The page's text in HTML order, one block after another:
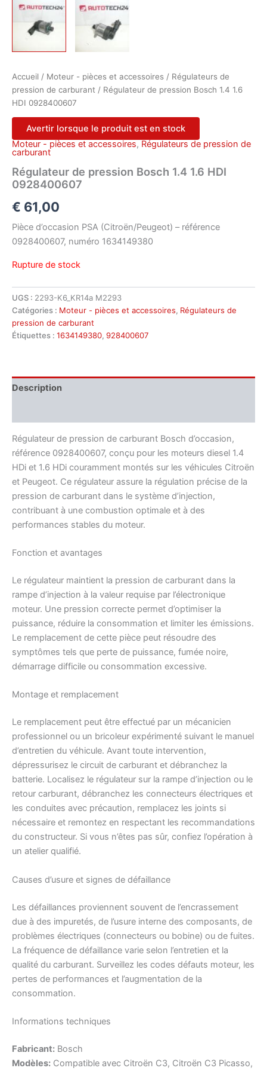
Accueil / Moteur - pièces et accessoires / Régulateurs de
pression de carburant / Régulateur de pression Bosch 1.4 1.6
HDI 0928400607
Avertir lorsque le produit est en stock
Moteur - pièces et accessoires, Régulateurs de pression de
carburant
Régulateur de pression Bosch 1.4 1.6 HDI
0928400607
€ 61,00
Pièce d’occasion PSA (Citroën/Peugeot) – référence
0928400607, numéro 1634149380
Rupture de stock
UGS : 2293-K6_KR14a M2293
Catégories : Moteur - pièces et accessoires, Régulateurs de
pression de carburant
Étiquettes : 1634149380, 928400607
Description
Régulateur de pression de carburant Bosch d’occasion,
référence 0928400607, conçu pour les moteurs diesel 1.4
HDi et 1.6 HDi couramment montés sur les véhicules Citroën
et Peugeot. Ce régulateur assure la régulation précise de la
pression de carburant dans le système d’injection,
contribuant à une combustion optimale et à des
performances stables du moteur.
Fonction et avantages
Le régulateur maintient la pression de carburant dans la
rampe d’injection à la valeur requise par l’électronique
moteur. Une pression correcte permet d’optimiser la
puissance, réduire la consommation et limiter les émissions.
Le remplacement de cette pièce peut résoudre des
symptômes tels que perte de puissance, fumée noire,
démarrage difficile ou consommation excessive.
Montage et remplacement
Le remplacement peut être effectué par un mécanicien
professionnel ou un bricoleur expérimenté suivant le manuel
d’entretien du véhicule. Avant toute intervention,
dépressurisez le circuit de carburant et débranchez la
batterie. Localisez le régulateur sur la rampe d’injection ou le
retour carburant, débranchez les connecteurs électriques et
les conduites avec précaution, remplacez les joints si
nécessaire et remontez en respectant les recommandations
du constructeur. Si vous n’êtes pas sûr, confiez l’opération à
un atelier qualifié.
Causes d’usure et signes de défaillance
Les défaillances proviennent souvent de l’encrassement
due à des impuretés, de l’usure interne des composants, de
problèmes électriques (connecteurs ou bobine) ou de fuites.
La fréquence de défaillance varie selon l’entretien et la
qualité du carburant. Surveillez les codes défauts moteur, les
pertes de performances et l’augmentation de la
consommation.
Informations techniques
Fabricant: Bosch
Modèles: Compatible avec Citroën C3, Citroën C3 Picasso,